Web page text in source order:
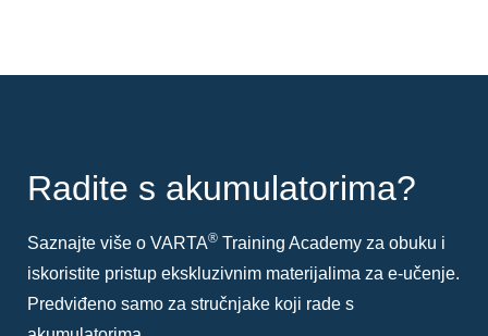
Radite s akumulatorima?
Saznajte više o VARTA® Training Academy za obuku i
iskoristite pristup ekskluzivnim materijalima za e-učenje.
Predviđeno samo za stručnjake koji rade s